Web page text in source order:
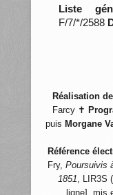
Liste
F/7/*/2588
Réalisation
Farcy ✝
puis Morgane
Référence
Fry, Poursuivis
1851, LIR3S
ligne], mis